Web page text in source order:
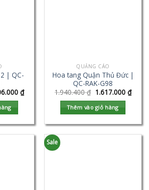
| QC-
₫
QUẢNG CÁO
Hoa tang Quận Thủ Đức |
QC-RAK-G98
1.940.400₫ 1.617.000 ₫
Thêm vào giỏ hàng
Sale